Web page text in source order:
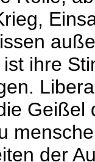
ihre
Geißel
der